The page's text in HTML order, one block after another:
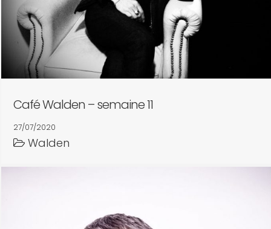
Café Walden – semaine 11
27/07/2020
Walden